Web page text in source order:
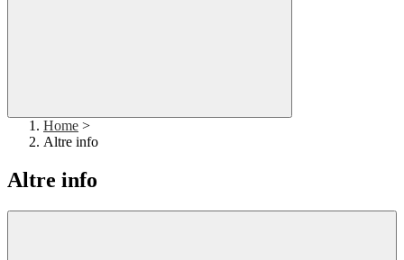
Home >
Altre info
Altre info